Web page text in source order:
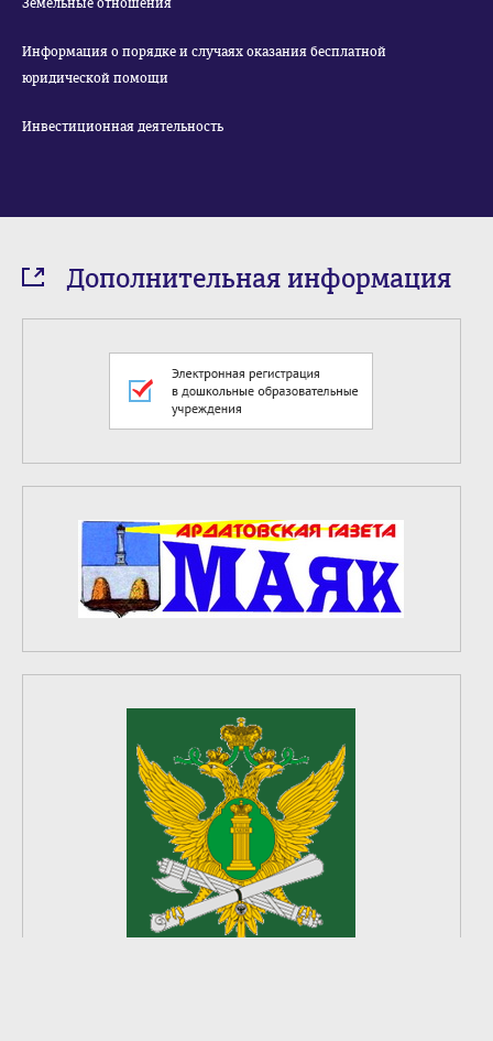
Земельные отношения
Информация о порядке и случаях оказания бесплатной
юридической помощи
Инвестиционная деятельность
Дополнительная информация